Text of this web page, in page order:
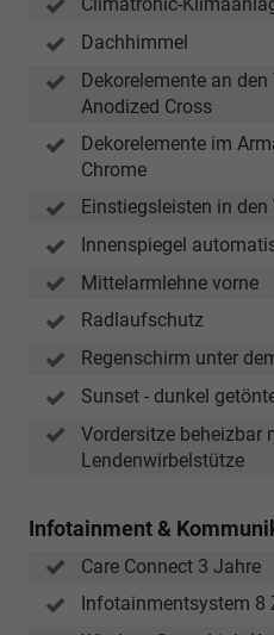
Climatronic-
Dachhimmel
Dekorelemente an
Anodized Cross
Dekorelemente im
Chrome
Einstiegsleisten in den
Innenspiegel
Mittelarmlehne vorne
Radlaufschutz
Regenschirm unter
Sunset - dunkel
Vordersitze beheizbar
Lendenwirbelstütze
Infotainment &
Care Connect 3 Jahre
Infotainmentsystem 8